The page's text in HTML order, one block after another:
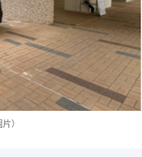
）